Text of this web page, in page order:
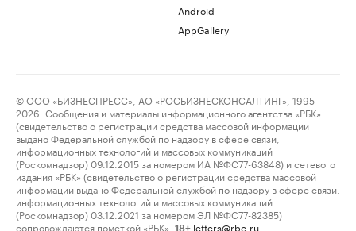
Android
AppGallery
© ООО «БИЗНЕСПРЕСС», АО «РОСБИЗНЕСКОНСАЛТИНГ», 1995–
2026. Сообщения и материалы информационного агентства «РБК»
(свидетельство о регистрации средства массовой информации
выдано Федеральной службой по надзору в сфере связи,
информационных технологий и массовых коммуникаций
(Роскомнадзор) 09.12.2015 за номером ИА №ФС77-63848) и сетевого
издания «РБК» (свидетельство о регистрации средства массовой
информации выдано Федеральной службой по надзору в сфере связи,
информационных технологий и массовых коммуникаций
(Роскомнадзор) 03.12.2021 за номером ЭЛ №ФС77-82385)
сопровождаются пометкой «РБК».
18+ letters@rbc.ru